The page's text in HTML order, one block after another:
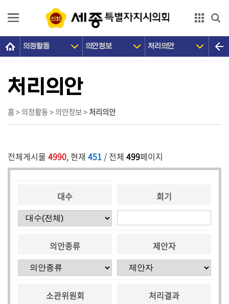
의
개
의
원
의
의정활동 의안정보 처리의안
홈 > 의정활동 > 의안정보 >처리의안
처리의안
전체게시물 4990, 현재 451 / 전체 499페이지
대수 회기
의안종류 제안자
소관위원회 처리결과